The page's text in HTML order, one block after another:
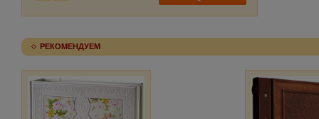
РЕКОМЕНДУЕМ